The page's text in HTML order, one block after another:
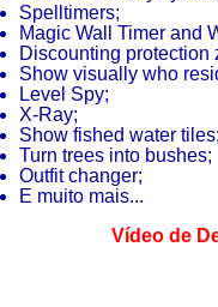
Spelltimers;
Magic Wall Timer and
Discounting protection
Show visually who
Level Spy;
X-Ray;
Show fished water tiles;
Turn trees into bushes;
Outfit changer;
E muito mais...
Vídeo de